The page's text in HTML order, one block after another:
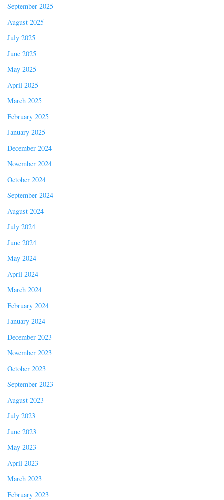
September 2025
August 2025
July 2025
June 2025
May 2025
April 2025
March 2025
February 2025
January 2025
December 2024
November 2024
October 2024
September 2024
August 2024
July 2024
June 2024
May 2024
April 2024
March 2024
February 2024
January 2024
December 2023
November 2023
October 2023
September 2023
August 2023
July 2023
June 2023
May 2023
April 2023
March 2023
February 2023